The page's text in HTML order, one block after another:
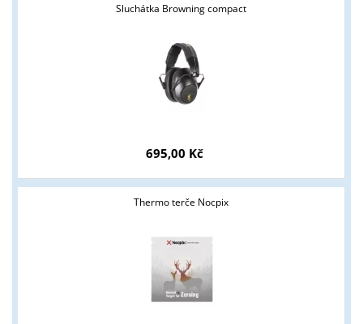
Sluchátka Browning compact
695,00 Kč
Thermo terče Nocpix
Tyto stránky jsou určeny pouze odborné veřejnosti od 18 let a
podmínky?
ANO NE